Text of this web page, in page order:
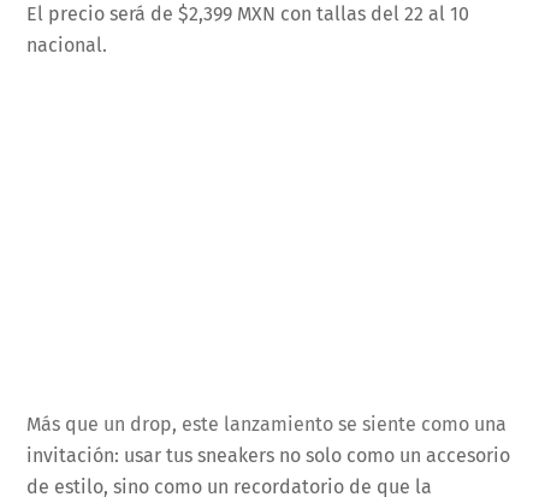
El precio será de $2,399 MXN con tallas del 22 al 10
nacional.
Más que un drop, este lanzamiento se siente como una
invitación: usar tus sneakers no solo como un accesorio
de estilo, sino como un recordatorio de que la